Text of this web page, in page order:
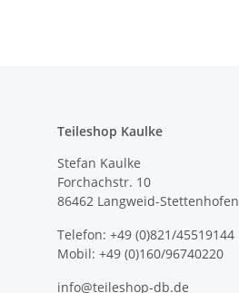
Teileshop Kaulke
Stefan Kaulke
Forchachstr. 10
86462 Langweid-Stettenhofen
Telefon: +49 (0)821/45519144
Mobil: +49 (0)160/96740220
info@teileshop-db.de